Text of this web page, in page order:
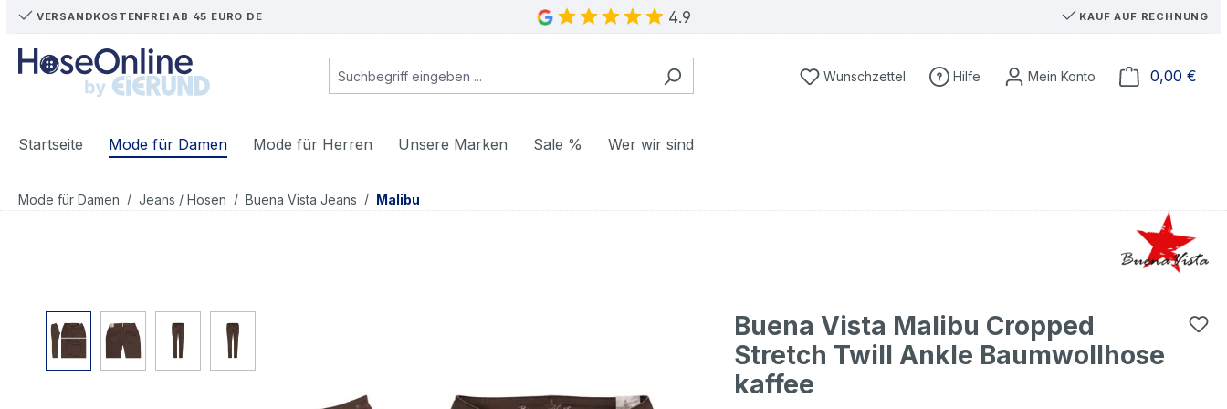
Hauptinhalt springen
Zur Suche springen
Zur Hauptnavigation springen
VERSANDKOSTENFREI AB 45 EURO DE 4.9 KAUF AUF RECHNUNG
Du hast 0 Produkte auf dem Merkzettel
Wunschzettel Hilfe 0,00 €
Startseite Mode für Damen Mode für Herren Unsere Marken Sale % Wer wir sind
Mode für Damen / Jeans / Hosen / Buena Vista Jeans / Malibu
Bildergalerie überspringen
Buena Vista Malibu Cropped
Stretch Twill Ankle Baumwollhose
kaffee